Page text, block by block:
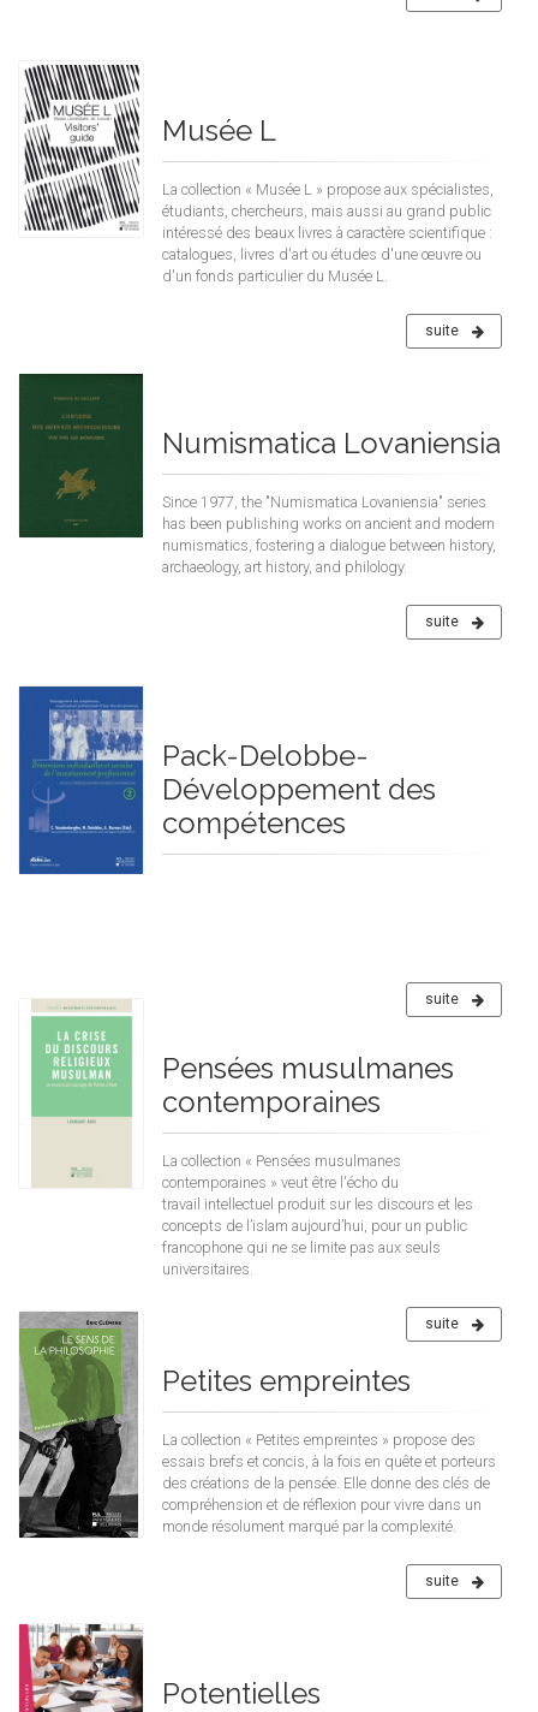
Musée L
La collection « Musée L » propose aux spécialistes,
étudiants, chercheurs, mais aussi au grand public
intéressé des beaux livres à caractère scientifique :
catalogues, livres d'art ou études d'une œuvre ou
d'un fonds particulier du Musée L.
suite
Numismatica Lovaniensia
Since 1977, the "Numismatica Lovaniensia" series
has been publishing works on ancient and modern
numismatics, fostering a dialogue between history,
archaeology, art history, and philology.
suite
Pack-Delobbe-
Développement des
compétences
suite
Pensées musulmanes
contemporaines
La collection « Pensées musulmanes
contemporaines » veut être l'écho du
travail intellectuel produit sur les discours et les
concepts de l’islam aujourd’hui, pour un public
francophone qui ne se limite pas aux seuls
universitaires.
suite
Petites empreintes
La collection « Petites empreintes » propose des
essais brefs et concis, à la fois en quête et porteurs
des créations de la pensée. Elle donne des clés de
compréhension et de réflexion pour vivre dans un
monde résolument marqué par la complexité.
suite
Potentielles